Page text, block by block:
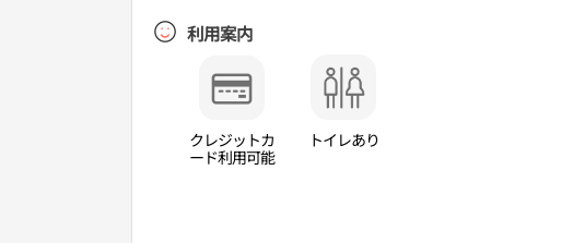
利用案内
クレジットカ
ード利用可能
トイレあり